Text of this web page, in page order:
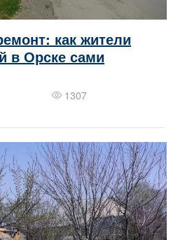
как жители
в Орске сами
1307